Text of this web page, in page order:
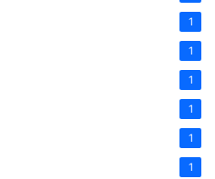
1
1
1
1
1
1